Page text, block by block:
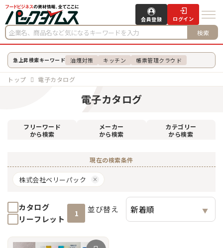
検索
会員登録 ログイン
急上昇検索キーワード 油煙対策 キッチン 帳票管理クラウド
トップ 電子カタログ
電子カタログ
フリーワード
から検索
メーカー
から検索
カテゴリー
から検索
現在の検索条件
株式会社ベリーパック
カタログ
リーフレット
1 並び替え